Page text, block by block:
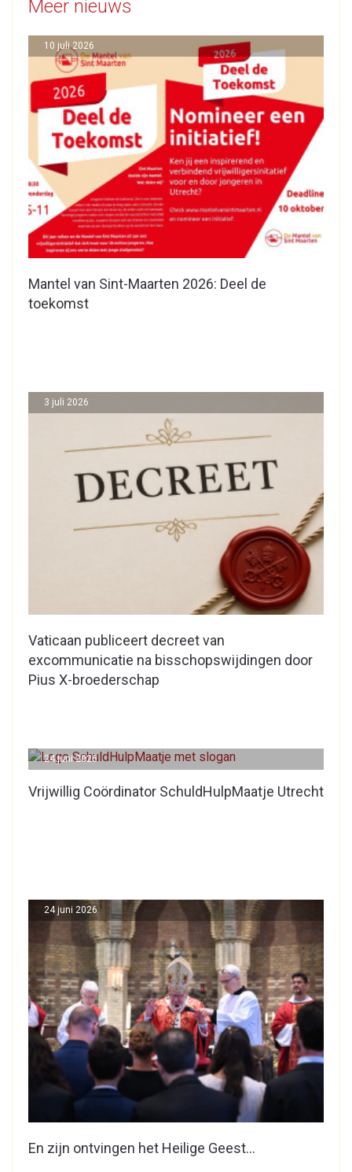
Meer nieuws
Mantel van Sint-Maarten 2026: Deel de
toekomst
10 juli 2026
Vaticaan publiceert decreet van
excommunicatie na bisschopswijdingen door
Pius X-broederschap
3 juli 2026
Vrijwillig Coördinator SchuldHulpMaatje Utrecht
24 juni 2026
En zijn ontvingen het Heilige Geest…
24 juni 2026